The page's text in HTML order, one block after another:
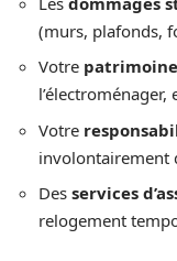
(murs, plafonds,
Votre
Votre
involontairement
Des services
relogement